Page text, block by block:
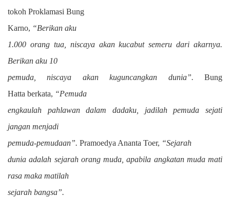
tokoh Proklamasi Bung
Karno, “Berikan aku
1.000 orang tua, niscaya akan kucabut semeru dari akarnya.
Berikan aku 10
pemuda, niscaya akan kuguncangkan dunia”. Bung
Hatta berkata, “Pemuda
engkaulah pahlawan dalam dadaku, jadilah pemuda sejati
jangan menjadi
pemuda-pemudaan”. Pramoedya Ananta Toer, “Sejarah
dunia adalah sejarah orang muda, apabila angkatan muda mati
rasa maka matilah
sejarah bangsa”.